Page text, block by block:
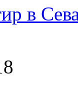
в